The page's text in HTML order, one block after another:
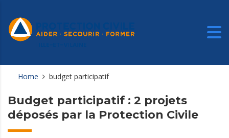
Home budget participatif
Budget participatif : 2 projets
déposés par la Protection Civile